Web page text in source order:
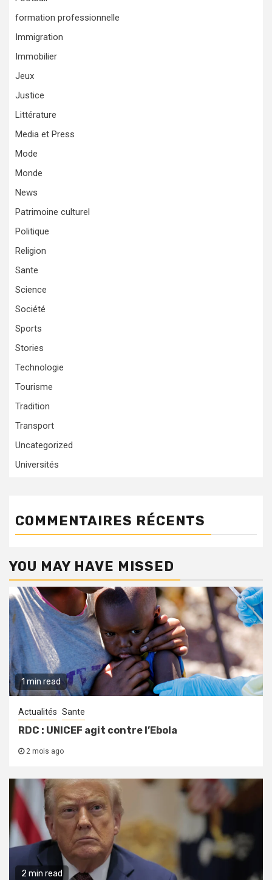
formation professionnelle
Immigration
Immobilier
Jeux
Justice
Littérature
Media et Press
Mode
Monde
News
Patrimoine culturel
Politique
Religion
Sante
Science
Société
Sports
Stories
Technologie
Tourisme
Tradition
Transport
Uncategorized
Universités
COMMENTAIRES RÉCENTS
YOU MAY HAVE MISSED
1 min read
Actualités Sante
RDC : UNICEF agit contre l’Ebola
2 mois ago
2 min read